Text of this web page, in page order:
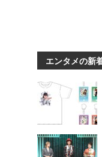
エンタメの新